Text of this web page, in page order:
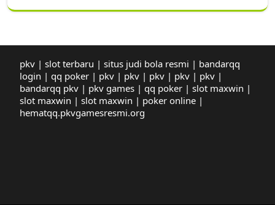
pkv | slot terbaru | situs judi bola resmi | bandarqq
login | qq poker | pkv | pkv | pkv | pkv | pkv |
bandarqq pkv | pkv games | qq poker | slot maxwin |
slot maxwin | slot maxwin | poker online |
hematqq.pkvgamesresmi.org